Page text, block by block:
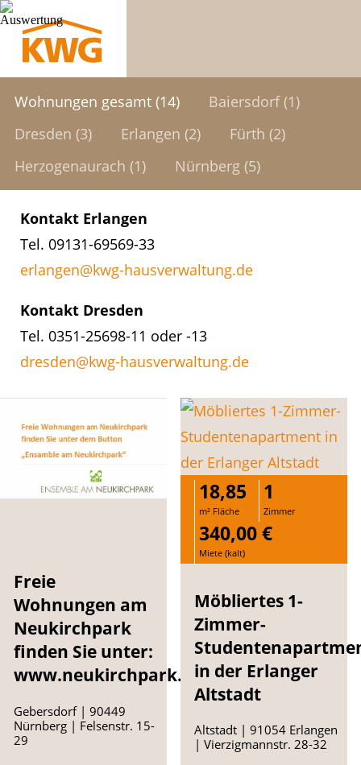
Wohnungen gesamt (14)
Baiersdorf (1)
Dresden (3)
Erlangen (2)
Fürth (2)
Herzogenaurach (1)
Nürnberg (5)
Kontakt Erlangen
Tel. 09131-69569-33
erlangen@kwg-hausverwaltung.de
Kontakt Dresden
Tel. 0351-25698-11 oder -13
dresden@kwg-hausverwaltung.de
Freie
Wohnungen am
Neukirchpark
finden Sie unter:
www.neukirchpark.de
Gebersdorf | 90449
Nürnberg | Felsenstr. 15-
29
18,85
m² Fläche
1
Zimmer
340,00 €
Miete (kalt)
Möbliertes 1-
Zimmer-
in der Erlanger
Altstadt
Altstadt | 91054 Erlangen
| Vierzigmannstr. 28-32